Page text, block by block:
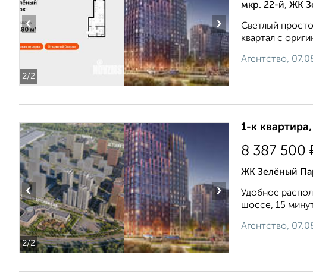
2/2
‹ ›
мкр. 22-й, ЖК
Светлый
квартал с
Агентство,
2/2
‹ ›
1-к
8 387 500
ЖК Зелёный
Удобное
шоссе, 15
Агентство,